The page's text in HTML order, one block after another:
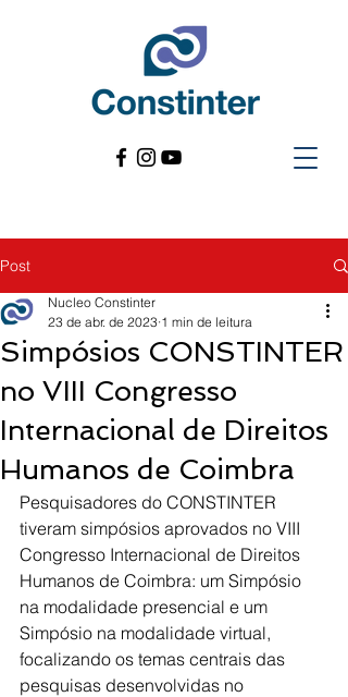
Post
Simpósios CONSTINTER
no VIII Congresso
Internacional de Direitos
Humanos de Coimbra
Nucleo Constinter
23 de abr. de 2023 1 min de leitura
Pesquisadores do CONSTINTER
tiveram simpósios aprovados no VIII
Congresso Internacional de Direitos
Humanos de Coimbra: um Simpósio
na modalidade presencial e um
Simpósio na modalidade virtual,
focalizando os temas centrais das
pesquisas desenvolvidas no